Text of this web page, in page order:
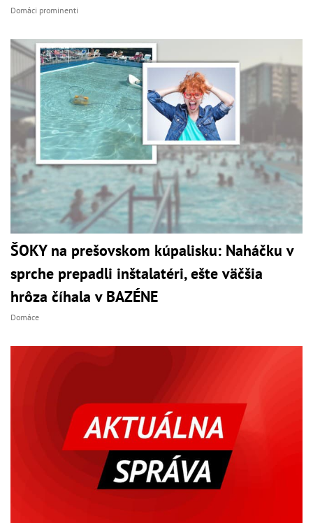
Domáci prominenti
ŠOKY na prešovskom kúpalisku: Naháčku v
sprche prepadli inštalatéri, ešte väčšia
hrôza číhala v BAZÉNE
Domáce